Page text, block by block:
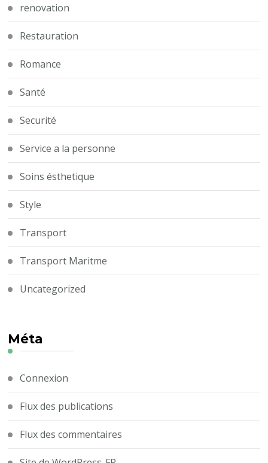
renovation
Restauration
Romance
Santé
Securité
Service a la personne
Soins ésthetique
Style
Transport
Transport Maritme
Uncategorized
Méta
Connexion
Flux des publications
Flux des commentaires